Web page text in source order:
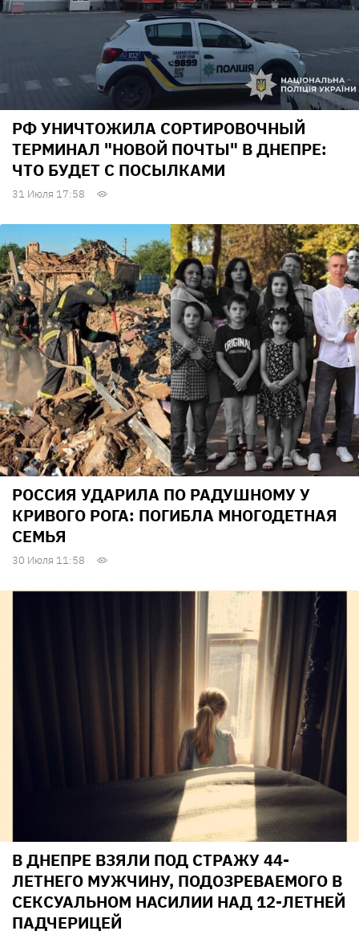
РФ УНИЧТОЖИЛА СОРТИРОВОЧНЫЙ
ТЕРМИНАЛ "НОВОЙ ПОЧТЫ" В ДНЕПРЕ:
ЧТО БУДЕТ С ПОСЫЛКАМИ
31 Июля 17:58
РОССИЯ УДАРИЛА ПО РАДУШНОМУ У
КРИВОГО РОГА: ПОГИБЛА МНОГОДЕТНАЯ
СЕМЬЯ
30 Июля 11:58
В ДНЕПРЕ ВЗЯЛИ ПОД СТРАЖУ 44-
ЛЕТНЕГО МУЖЧИНУ, ПОДОЗРЕВАЕМОГО В
СЕКСУАЛЬНОМ НАСИЛИИ НАД 12-ЛЕТНЕЙ
ПАДЧЕРИЦЕЙ